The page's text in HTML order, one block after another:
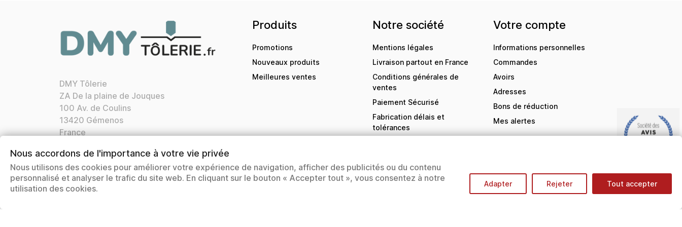
DMY Tôlerie
ZA De la plaine de Jouques
100 Av. de Coulins
13420 Gémenos
France
Nos horaires:Lun. Ven. 8h30 12h00 13h30
17h00
Courriel:contact@dmytolerie.fr
Produits
Promotions
Nouveaux produits
Meilleures ventes
Notre société
Mentions légales
Livraison partout en France
Conditions générales de
ventes
Paiement Sécurisé
Fabrication délais et
tolérances
Magasins
Votre compte
Informations personnelles
Commandes
Avoirs
Adresses
Bons de réduction
Mes alertes
Nous accordons de l'importance à votre vie privée
Nous utilisons des cookies pour améliorer votre expérience de navigation, afficher des publicités ou du contenu
personnalisé et analyser le trafic du site web. En cliquant sur le bouton « Accepter tout », vous consentez à notre
utilisation des cookies.
Adapter Rejeter Tout accepter
9.5